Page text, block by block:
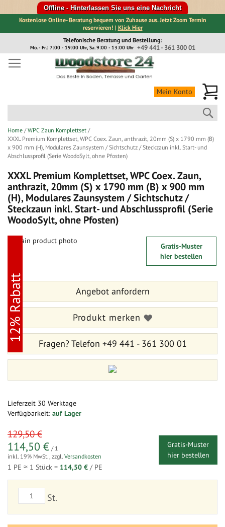
Offline - Hinterlassen Sie uns eine Nachricht
Kostenlose Online- Beratung bequem von Zuhause aus. Jetzt Zoom Termin
reservieren! | Klick Hier
Inhalt
Telefonische Beratung und Bestellung:
+49 441 - 361 300 01
Mo. - Fr.: 7:00 - 19:00 Uhr, Sa. 9:00 - 13:00 Uhr
Mein Konto
Home
WPC Zaun Komplettset
XXXL Premium Komplettset, WPC Coex. Zaun, anthrazit, 20mm (S) x 1790 mm (B)
x 900 mm (H), Modulares Zaunsystem / Sichtschutz / Steckzaun inkl. Start- und
Abschlussprofil (Serie WoodoSylt, ohne Pfosten)
XXXL Premium Komplettset, WPC Coex. Zaun,
anthrazit, 20mm (S) x 1790 mm (B) x 900 mm
(H), Modulares Zaunsystem / Sichtschutz /
Steckzaun inkl. Start- und Abschlussprofil (Serie
WoodoSylt, ohne Pfosten)
Lieferzeit 30 Werktage
Verfügbarkeit: auf Lager
sonderangebot
129,50 €
114,50 € / 1
inkl. 19% MwSt., zzgl. Versandkosten
1 PE ≈ 1 Stück = 114,50 € / PE
Gratis-Muster
hier bestellen
St.
Gratis-Muster
hier bestellen
12% Rabatt
springen
Bildergalerie
springen
Angebot anfordern
Produkt merken
Fragen?Telefon +49 441 - 361 300 01